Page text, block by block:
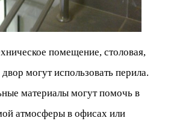
помещение, столовая,
могут использовать перила.
материалы могут помочь в
атмосферы в офисах или